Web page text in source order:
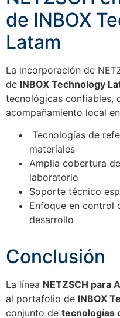
de INBOX
Latam
La incorporación de
de INBOX Technology
tecnológicas confiables,
acompañamiento local
Tecnologías de
materiales
Amplia cobertura
laboratorio
Soporte técnico
Enfoque en control
desarrollo
Conclusión
La línea NETZSCH para
al portafolio de INBOX
conjunto de tecnologías